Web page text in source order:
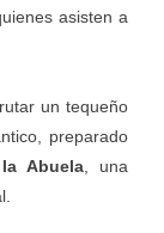
asisten a
un tequeño
preparado
Abuela , una